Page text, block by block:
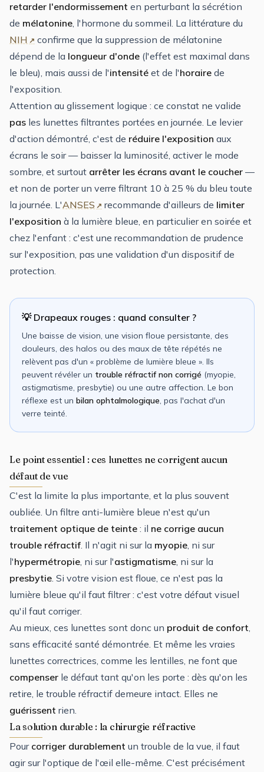
retarder l'endormissement en perturbant la sécrétion
de mélatonine, l'hormone du sommeil. La littérature du
NIH
confirme que la suppression de mélatonine
dépend de la longueur d'onde (l'effet est maximal dans
le bleu), mais aussi de l'intensité et de l'horaire de
l'exposition.
Attention au glissement logique : ce constat ne valide
pas les lunettes filtrantes portées en journée. Le levier
d'action démontré, c'est de réduire l'exposition aux
écrans le soir — baisser la luminosité, activer le mode
sombre, et surtout arrêter les écrans avant le coucher —
et non de porter un verre filtrant 10 à 25 % du bleu toute
la journée. L'ANSES recommande d'ailleurs de limiter
l'exposition à la lumière bleue, en particulier en soirée et
chez l'enfant : c'est une recommandation de prudence
sur l'exposition, pas une validation d'un dispositif de
protection.
💡 Drapeaux rouges : quand consulter ?
Une baisse de vision, une vision floue persistante, des
douleurs, des halos ou des maux de tête répétés ne
relèvent pas d'un « problème de lumière bleue ». Ils
peuvent révéler un trouble réfractif non corrigé (myopie,
astigmatisme, presbytie) ou une autre affection. Le bon
réflexe est un bilan ophtalmologique, pas l'achat d'un
verre teinté.
Le point essentiel : ces lunettes ne corrigent aucun
défaut de vue
C'est la limite la plus importante, et la plus souvent
oubliée. Un filtre anti-lumière bleue n'est qu'un
traitement optique de teinte : il ne corrige aucun
trouble réfractif . Il n'agit ni sur la myopie , ni sur
l'hypermétropie , ni sur l'astigmatisme , ni sur la
presbytie . Si votre vision est floue, ce n'est pas la
lumière bleue qu'il faut filtrer : c'est votre défaut visuel
qu'il faut corriger.
Au mieux, ces lunettes sont donc un produit de confort
sans efficacité santé démontrée. Et même les vraies
lunettes correctrices, comme les lentilles, ne font que
compenser le défaut tant qu'on les porte : dès qu'on les
retire, le trouble réfractif demeure intact. Elles ne
guérissent rien.
La solution durable : la chirurgie réfractive
Pour corriger durablement un trouble de la vue, il faut
agir sur l'optique de l'œil elle-même. C'est précisément